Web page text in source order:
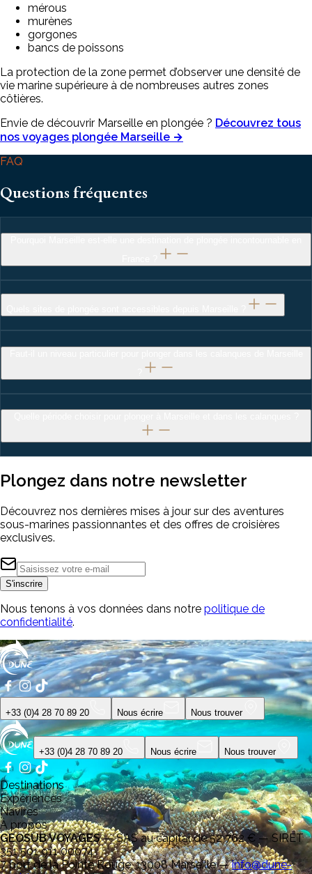
mérous
murènes
gorgones
bancs de poissons
La protection de la zone permet d’observer une densité de
vie marine supérieure à de nombreuses autres zones
côtières.
Envie de découvrir Marseille en plongée ? Découvrez tous
nos voyages plongée Marseille →
FAQ
Questions fréquentes
Plongez dans notre newsletter
Découvrez nos dernières mises à jour sur des aventures
sous-marines passionnantes et des offres de croisières
exclusives.
S'inscrire
Nous tenons à vos données dans notre politique de
confidentialité.
+33 (0)4 28 70 89 20 Nous écrire Nous trouver
+33 (0)4 28 70 89 20 Nous écrire Nous trouver
Destinations
Expériences
Navires
À propos
GEOSUB VOYAGES—SAS au capital de 52 762 € — SIRET
351 501 911 00074
7 port de la Pointe Rouge, 13008 Marseille—info@dune-